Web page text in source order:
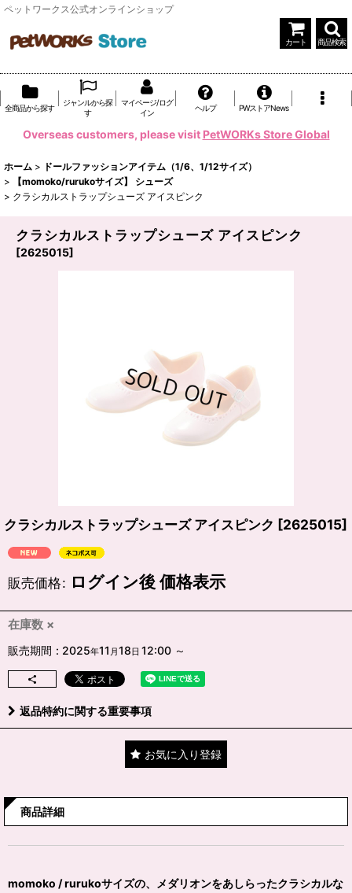
ペットワークス公式オンラインショップ
カート 商品検索
全商品から探す
ジャンルから探
す
マイページ/ログ
イン
ヘルプ PWストアNews
Overseas customers, please visit PetWORKs Store Global
ホーム > ドールファッションアイテム（1/6、1/12サイズ）
>
【momoko/rurukoサイズ】 シューズ
> クラシカルストラップシューズ アイスピンク
クラシカルストラップシューズ アイスピンク
[2625015]
クラシカルストラップシューズ アイスピンク [2625015]
販売価格: ログイン後 価格表示
在庫数 ×
販売期間 : 2025年11 月18日 12:00 ～
返品特約に関する重要事項
お気に入り登録
商品詳細
momoko / rurukoサイズの、メダリオンをあしらったクラシカルな